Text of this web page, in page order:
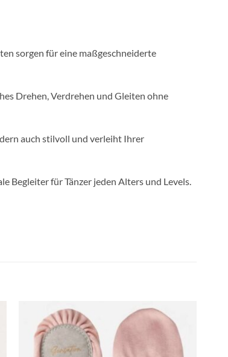
sorgen für eine maßgeschneiderte
Drehen, Verdrehen und Gleiten ohne
auch stilvoll und verleiht Ihrer
Begleiter für Tänzer jeden Alters und Levels.
Toevoegen
verlanglijst